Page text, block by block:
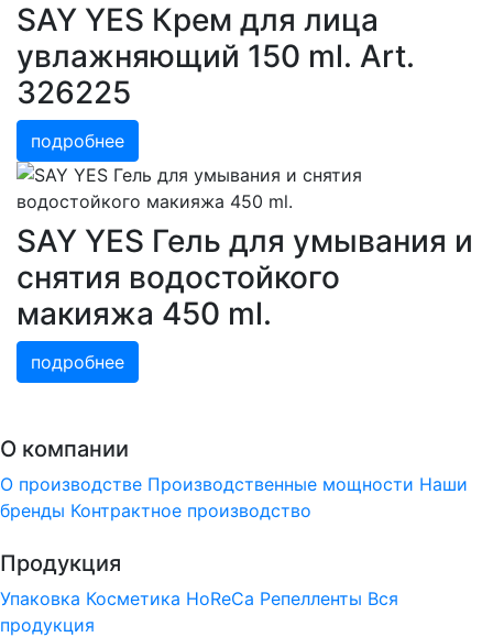
SAY YES Крем для лица
увлажняющий 150 ml. Art.
326225
подробнее
SAY YES Гель для умывания и
снятия водостойкого
макияжа 450 ml.
подробнее
О компании
О производстве Производственные мощности Наши
бренды Контрактное производство
Продукция
Упаковка Косметика HoReCa Репелленты Вся
продукция